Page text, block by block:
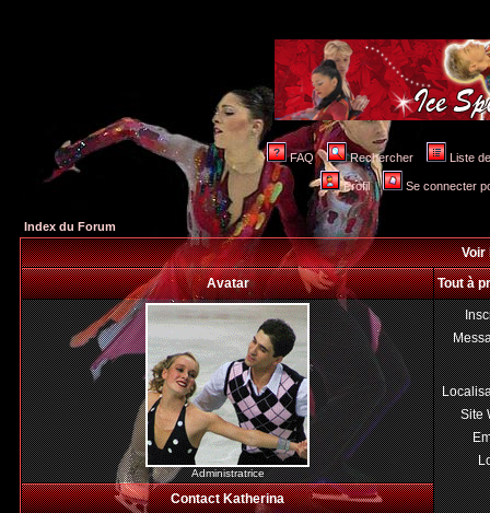
FAQ Rechercher Liste
Profil Se connecter
Index du Forum
Voir
Avatar
Tout à
Administratrice
Site
Contact Katherina